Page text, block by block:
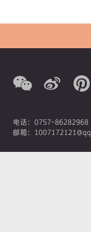
电话：0757-86282968
邮箱：